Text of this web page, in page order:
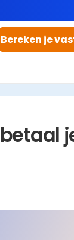
Bereken je